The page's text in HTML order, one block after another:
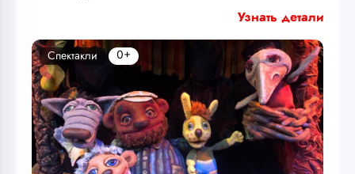
Узнать детали
Спектакли 0+